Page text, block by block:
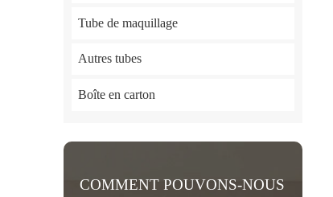
Tube de maquillage
Autres tubes
Boîte en carton
COMMENT POUVONS-NOUS